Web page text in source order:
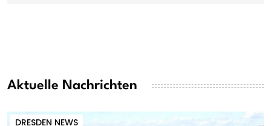
Aktuelle Nachrichten
DRESDEN NEWS